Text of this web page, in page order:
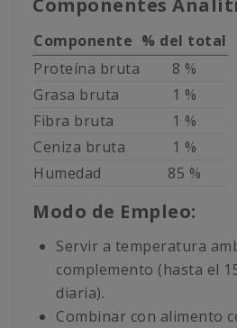
Componentes
Componente % del total
Proteína bruta
8 %
Grasa bruta
1 %
Fibra bruta
1 %
Ceniza bruta
1 %
Humedad
85 %
Modo de Empleo:
Servir a temperatura
complemento (hasta el
diaria).
Combinar con alimento